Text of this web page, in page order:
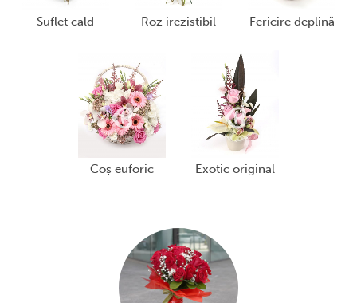
suflet cald roz irezistibil fericire deplină
coș euforic exotic original